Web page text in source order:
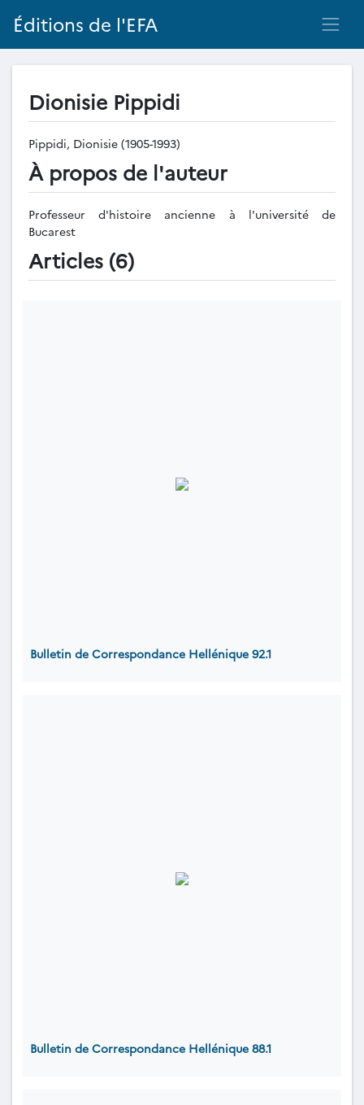
Éditions de l'EFA
Dionisie Pippidi
Pippidi, Dionisie (1905-1993)
À propos de l'auteur
Professeur d'histoire ancienne à l'université de
Bucarest
Articles (6)
Bulletin de Correspondance Hellénique 92.1
Bulletin de Correspondance Hellénique 88.1